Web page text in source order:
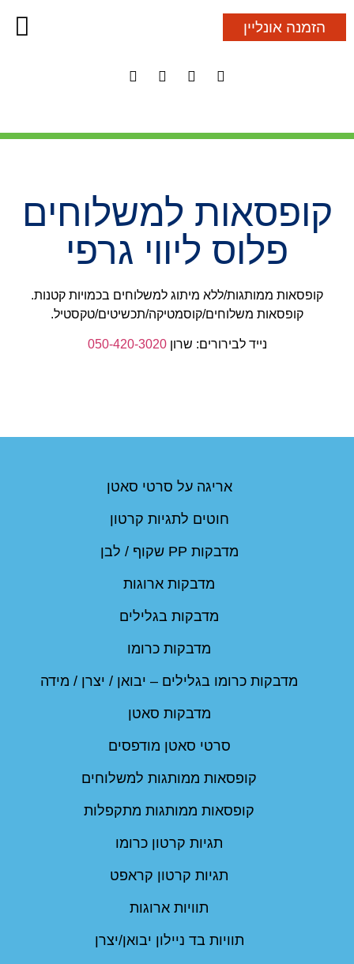
הזמנה אונליין
קופסאות למשלוחים
פלוס ליווי גרפי
קופסאות ממותגות/ללא מיתוג למשלוחים בכמויות קטנות.
קופסאות משלוחים/קוסמטיקה/תכשיטים/טקסטיל.
נייד לבירורים: שרון050-420-3020
אריגה על סרטי סאטן
חוטים לתגיות קרטון
מדבקות PP שקוף / לבן
מדבקות ארוגות
מדבקות בגלילים
מדבקות כרומו
מדבקות כרומו בגלילים – יבואן / יצרן / מידה
מדבקות סאטן
סרטי סאטן מודפסים
קופסאות ממותגות למשלוחים
קופסאות ממותגות מתקפלות
תגיות קרטון כרומו
תגיות קרטון קראפט
תוויות ארוגות
תוויות בד ניילון יבואן/יצרן